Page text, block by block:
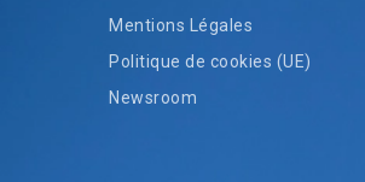
Mentions Légales
Politique de cookies (UE)
Newsroom